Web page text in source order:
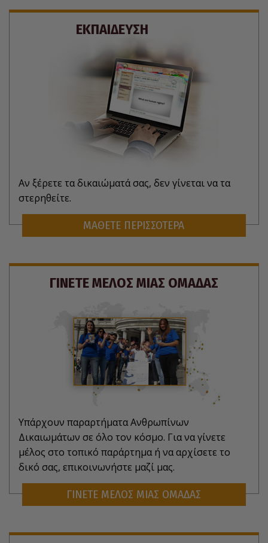
ΕΚΠΑΙΔΕΥΣΗ
Αν ξέρετε τα δικαιώματά σας, δεν γίνεται να τα
στερηθείτε.
ΜΑΘΕΤΕ ΠΕΡΙΣΣΟΤΕΡΑ
ΓΙΝΕΤΕ ΜΕΛΟΣ ΜΙΑΣ ΟΜΑΔΑΣ
Υπάρχουν παραρτήματα Ανθρωπίνων
Δικαιωμάτων σε όλο τον κόσμο. Για να γίνετε
μέλος στο τοπικό παράρτημα ή να αρχίσετε το
δικό σας, επικοινωνήστε μαζί μας.
ΓΙΝΕΤΕ ΜΕΛΟΣ ΜΙΑΣ ΟΜΑΔΑΣ